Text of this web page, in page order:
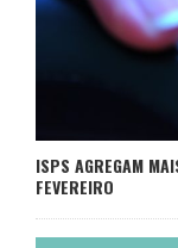
ISPS AGREGAM
FEVEREIRO